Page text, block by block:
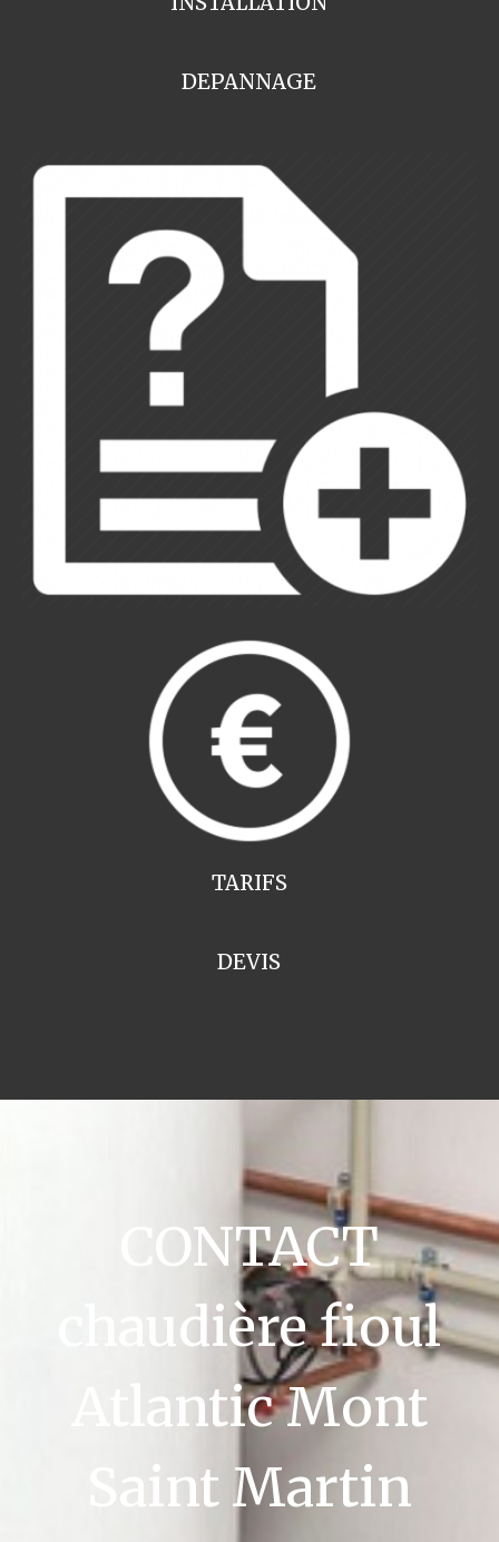
DEPANNAGE
TARIFS
DEVIS
CONTACT
chaudière fioul
Atlantic Mont
Saint Martin